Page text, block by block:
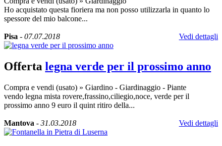
Ho acquistato questa fioriera ma non posso utilizzarla in quanto lo
spessore del mio balcone...
Pisa - 07.07.2018 Vedi dettagli
Offerta legna verde per il prossimo anno
Compra e vendi (usato) » Giardino - Giardinaggio - Piante
vendo legna mista rovere,frassino,ciliegio,noce, verde per il
prossimo anno 9 euro il quint ritiro della...
Mantova - 31.03.2018 Vedi dettagli